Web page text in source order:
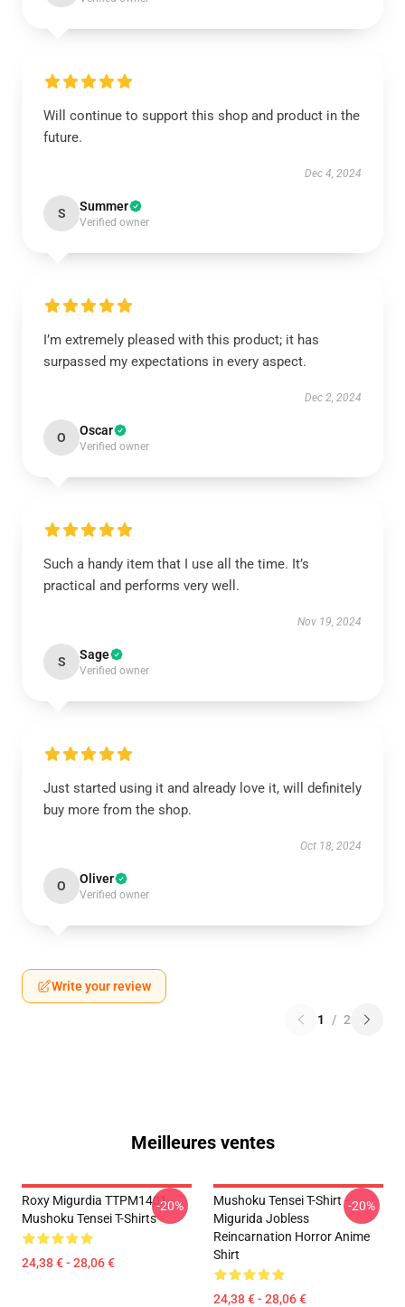
Will continue to support this shop and product in the
future.
Dec 4, 2024
S Summer
Verified owner
I’m extremely pleased with this product; it has
surpassed my expectations in every aspect.
Dec 2, 2024
O Oscar
Verified owner
Such a handy item that I use all the time. It’s
practical and performs very well.
Nov 19, 2024
S Sage
Verified owner
Just started using it and already love it, will definitely
buy more from the shop.
Oct 18, 2024
O Oliver
Verified owner
Write your review
1 / 2
Meilleures ventes
Roxy Migurdia TTPM1401
Mushoku Tensei T-Shirts
24,38 € - 28,06 €
-20%
Mushoku Tensei T-Shirt -
Migurida Jobless
Reincarnation Horror Anime
Shirt
24,38 € - 28,06 €
-20%